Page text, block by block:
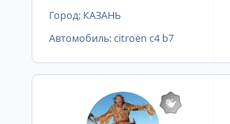
Город: КАЗАНЬ
Автомобиль:citroёn c4 b7